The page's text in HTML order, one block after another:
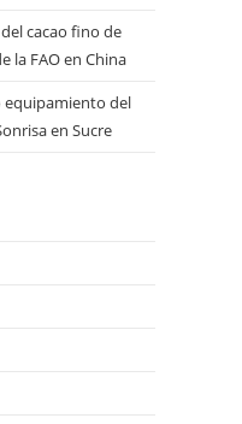
cacao fino de
la FAO en China
equipamiento del
en Sucre